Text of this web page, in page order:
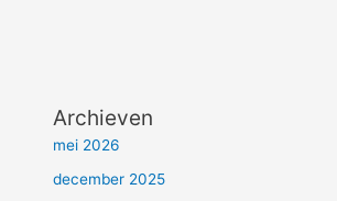
Archieven
mei 2026
december 2025